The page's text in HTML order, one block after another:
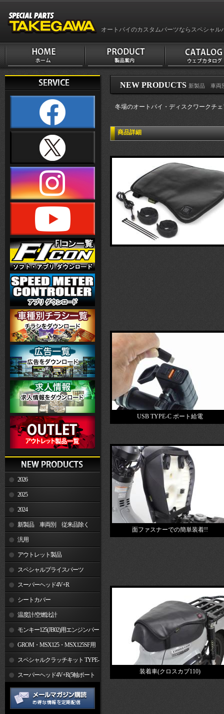
オートバイのカスタムパーツならスペシャル
2026
2025
2024
新製品 車両別 従来品除く
汎用
アウトレット製品
スペシャルプライスパーツ
スーパーヘッド4V+R
シートカバー
温度計/空燃比計
モンキー125(JB02)用エンジンパー
ツ GROM・MSX125・MSX125SF用
エンジンパーツ
スペシャルクラッチキット TYPE-
スーパーヘッド4V+R(5軸ポート
加工)
NEW PRODUCTS 新製品 車両
冬場のオートバイ・ディスクワークチ
商品詳細
USB TYPE-C ポート給電
面ファスナーでの簡単装着!!
装着車(クロスカブ110)